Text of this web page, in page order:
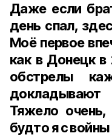
Даже если
день спал,
Моё первое
как в Донецк в
обстрелы
Тяжело
будто я с